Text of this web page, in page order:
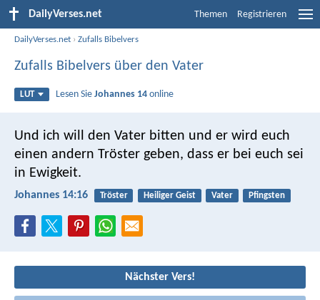
DailyVerses.net Themen Registrieren
DailyVerses.net ›Zufalls Bibelvers
Zufalls Bibelvers über den Vater
LUT Lesen SieJohannes 14 online
Und ich will den Vater bitten und er wird euch
einen andern Tröster geben, dass er bei euch sei
in Ewigkeit.
Johannes 14:16 Tröster Heiliger Geist Vater Pfingsten
Nächster Vers!